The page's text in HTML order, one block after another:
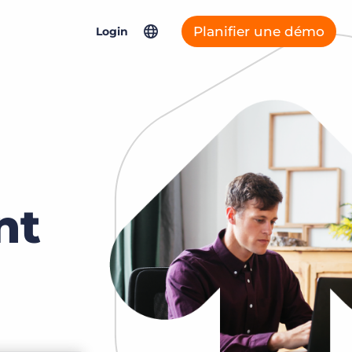
Login
Connexys Fast Forward
Bullhorn Connexys
Bullhorn ATS & CRM
Salesforce Solutions
Bullhorn Jobscience
Asia Pacific
United Kingdom & Europe
Germany
France
Netherlands
Planifier une démo